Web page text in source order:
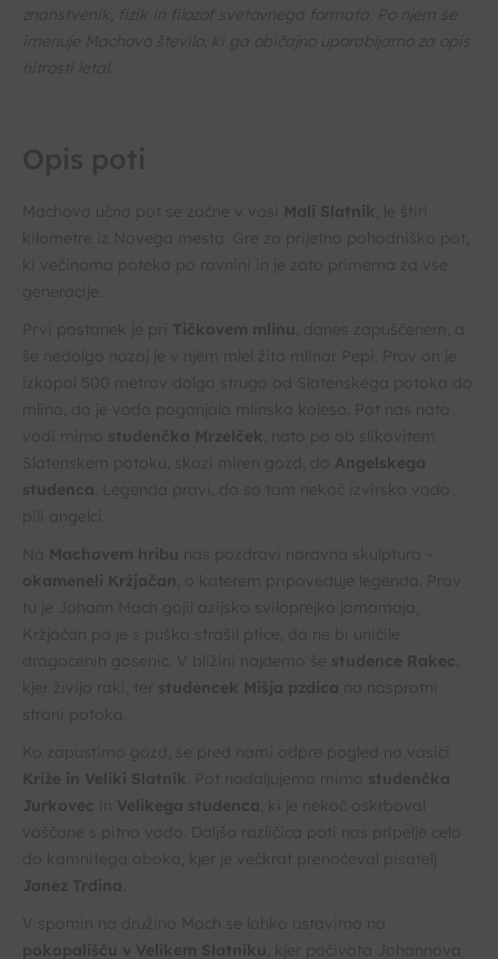
znanstvenik, fizik in filozof svetovnega formata. Po njem se
imenuje Machovo število, ki ga običajno uporabljamo za opis
hitrosti letal.
Opis poti
Machova učna pot se začne v vasi Mali Slatnik , le štiri
kilometre iz Novega mesta. Gre za prijetno pohodniško pot,
ki večinoma poteka po ravnini in je zato primerna za vse
generacije.
Prvi postanek je pri Tičkovem mlinu , danes zapuščenem, a
še nedolgo nazaj je v njem mlel žito mlinar Pepi. Prav on je
izkopal 500 metrov dolgo strugo od Slatenskega potoka do
mlina, da je voda poganjala mlinska kolesa. Pot nas nato
vodi mimo studenčka Mrzelček , nato pa ob slikovitem
Slatenskem potoku, skozi miren gozd, do Angelskega
studenca. Legenda pravi, da so tam nekoč izvirsko vodo
pili angelci.
Na Machovem hribu nas pozdravi naravna skulptura –
okameneli Kržjačan , o katerem pripoveduje legenda. Prav
tu je Johann Mach gojil azijsko sviloprejko jamamaja,
Kržjačan pa je s puško strašil ptice, da ne bi uničile
dragocenih gosenic. V bližini najdemo še studence Rakec
kjer živijo raki, ter studencek Mišja pzdica na nasprotni
strani potoka.
Ko zapustimo gozd, se pred nami odpre pogled na vasici
Križe in Veliki Slatnik. Pot nadaljujemo mimo studenčka
Jurkovec in Velikega studenca , ki je nekoč oskrboval
vaščane s pitno vodo. Daljša različica poti nas pripelje celo
do kamnitega oboka, kjer je večkrat prenočeval pisatelj
Janez Trdina.
V spomin na družino Mach se lahko ustavimo na
pokopališču v Velikem Slatniku , kjer počivata Johannova